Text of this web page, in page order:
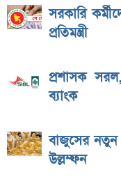
সরকারি
প্রতিমন্ত্রী
প্রশাসক
ব্যাংক
বাজুসের নতুন
উল্লম্ফন